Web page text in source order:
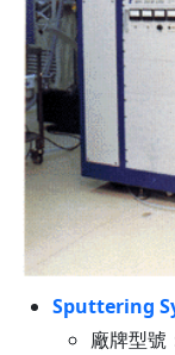
Sputtering
廠牌型號